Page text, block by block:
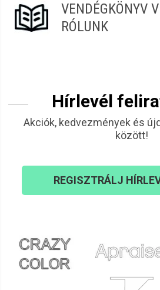
VENDÉGKÖNYV
RÓLUNK
Hírlevél
Akciók, kedvezmények és
között!
REGISZTRÁLJ